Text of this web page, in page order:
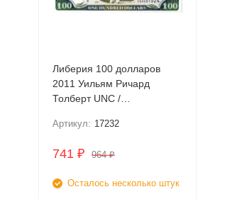
Либерия 100 долларов
2011 Уильям Ричард
Толберт UNC /
Артикул: 17232
741 ₽ 964₽
Осталось несколько штук